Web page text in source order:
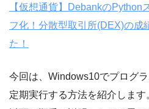
【仮想通貨】DebankのPython
フ化！分散型取引所(DEX)の成
た！
今回は、Windows10でプログ
定期実行する方法を紹介します